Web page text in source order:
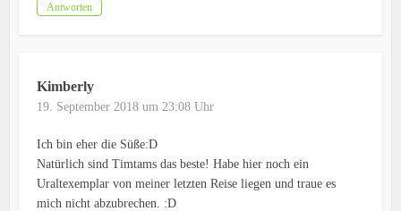
Antworten
Kimberly
19. September 2018 um 23:08 Uhr
Ich bin eher die Süße:D
Natürlich sind Timtams das beste! Habe hier noch ein
Uraltexemplar von meiner letzten Reise liegen und traue es
mich nicht abzubrechen. :D